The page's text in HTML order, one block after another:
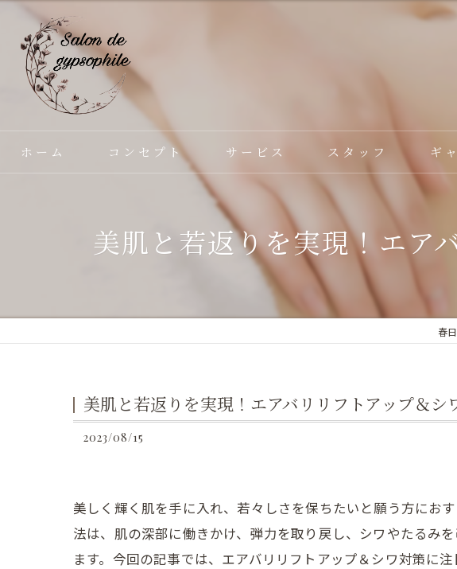
ホーム コンセプト サービス スタッフ ギ
美肌と若返りを実現！エア
春
美肌と若返りを実現！エアバリリフトアップ＆シ
2023/08/15
美しく輝く肌を手に入れ、若々しさを保ちたいと願う方にお
法は、肌の深部に働きかけ、弾力を取り戻し、シワやたるみ
ます。今回の記事では、エアバリリフトアップ＆シワ対策に